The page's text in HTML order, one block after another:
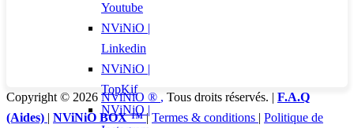
Copyright © 2026 NViNiO ® , Tous droits réservés. | F.A.Q
(Aides) | NViNiO BOX ™|Termes & conditions | Politique de
Youtube
NViNiO |
Linkedin
NViNiO |
TopKif
NViNiO |